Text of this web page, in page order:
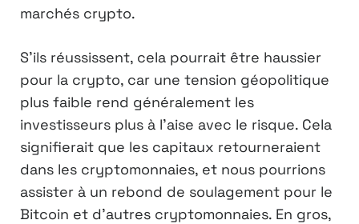
marchés crypto.
S’ils réussissent, cela pourrait être haussier
pour la crypto, car une tension géopolitique
plus faible rend généralement les
investisseurs plus à l’aise avec le risque. Cela
signifierait que les capitaux retourneraient
dans les cryptomonnaies, et nous pourrions
assister à un rebond de soulagement pour le
Bitcoin et d’autres cryptomonnaies. En gros,